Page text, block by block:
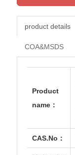
product details
COA&MSDS
Product
name：
CAS.No：